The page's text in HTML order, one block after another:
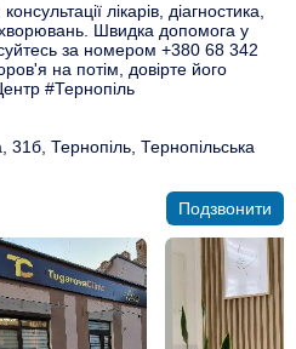
лікарів, діагностика,
Швидка допомога у
за номером +380 68 342
на потім, довірте його
#Тернопіль
Тернопіль, Тернопільська
Подзвонити